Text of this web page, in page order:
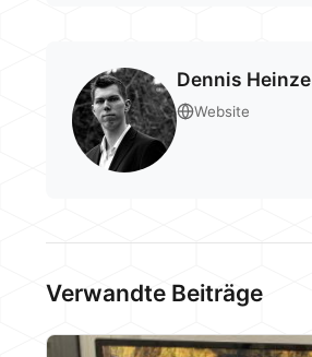
Dennis Heinze
Website
Verwandte Beiträge